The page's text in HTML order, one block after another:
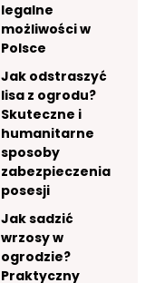
legalne
możliwości w
Polsce
Jak odstraszyć
lisa z ogrodu?
Skuteczne i
humanitarne
sposoby
zabezpieczenia
posesji
Jak sadzić
wrzosy w
ogrodzie?
Praktyczny